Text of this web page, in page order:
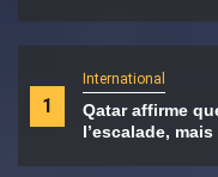
1
International
Qatar affirme
l’escalade,